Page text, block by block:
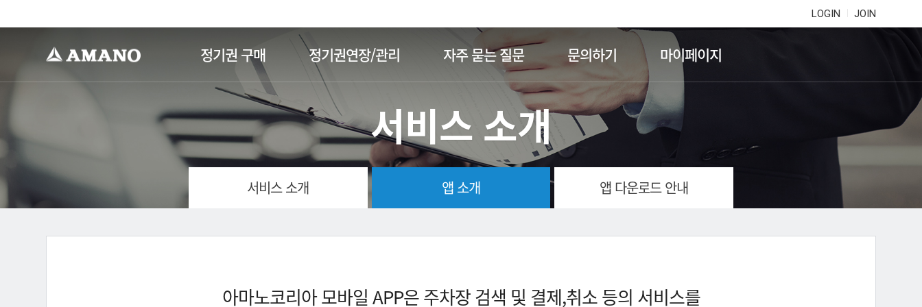
LOGIN JOIN
정기권 구매 정기권연장/관리 자주 묻는 질문 문의하기 마이페이지
서비스 소개
서비스 소개 앱 소개 앱 다운로드 안내
아마노코리아 모바일 APP은 주차장 검색 및 결제,취소 등의 서비스를